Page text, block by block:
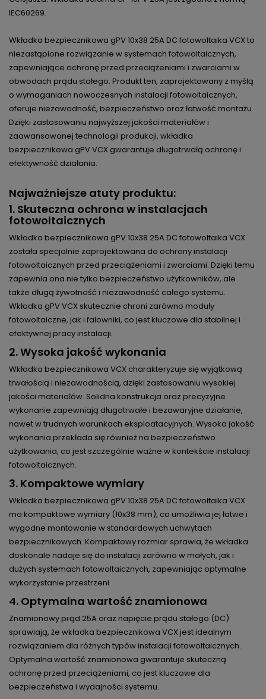
IEC60269.
Wkładka bezpiecznikowa gPV 10x38 25A DC fotowoltaika VCX to
niezastąpione rozwiązanie w systemach fotowoltaicznych,
zapewniające ochronę przed przeciążeniami i zwarciami w
obwodach prądu stałego. Produkt ten, zaprojektowany z myślą
o wymaganiach nowoczesnych instalacji fotowoltaicznych,
oferuje niezawodność, bezpieczeństwo oraz łatwość montażu.
Dzięki zastosowaniu najwyższej jakości materiałów i
zaawansowanej technologii produkcji, wkładka
bezpiecznikowa gPV VCX gwarantuje długotrwałą ochronę i
efektywność działania.
Najważniejsze atuty produktu:
1. Skuteczna ochrona w instalacjach
fotowoltaicznych
Wkładka bezpiecznikowa gPV 10x38 25A DC fotowoltaika VCX
została specjalnie zaprojektowana do ochrony instalacji
fotowoltaicznych przed przeciążeniami i zwarciami. Dzięki temu
zapewnia ona nie tylko bezpieczeństwo użytkowników, ale
także długą żywotność i niezawodność całego systemu.
Wkładka gPV VCX skutecznie chroni zarówno moduły
fotowoltaiczne, jak i falowniki, co jest kluczowe dla stabilnej i
efektywnej pracy instalacji.
2.Wysoka jakość wykonania
Wkładka bezpiecznikowa VCX charakteryzuje się wyjątkową
trwałością i niezawodnością, dzięki zastosowaniu wysokiej
jakości materiałów. Solidna konstrukcja oraz precyzyjne
wykonanie zapewniają długotrwałe i bezawaryjne działanie,
nawet w trudnych warunkach eksploatacyjnych. Wysoka jakość
wykonania przekłada się również na bezpieczeństwo
użytkowania, co jest szczególnie ważne w kontekście instalacji
fotowoltaicznych.
3. Kompaktowe wymiary
Wkładka bezpiecznikowa gPV 10x38 25A DC fotowoltaika VCX
ma kompaktowe wymiary (10x38 mm), co umożliwia jej łatwe i
wygodne montowanie w standardowych uchwytach
bezpiecznikowych. Kompaktowy rozmiar sprawia, że wkładka
doskonale nadaje się do instalacji zarówno w małych, jak i
dużych systemach fotowoltaicznych, zapewniając optymalne
wykorzystanie przestrzeni.
4. Optymalna wartość znamionowa
Znamionowy prąd 25A oraz napięcie prądu stałego (DC)
sprawiają, że wkładka bezpiecznikowa VCX jest idealnym
rozwiązaniem dla różnych typów instalacji fotowoltaicznych.
Optymalna wartość znamionowa gwarantuje skuteczną
ochronę przed przeciążeniami, co jest kluczowe dla
bezpieczeństwa i wydajności systemu.